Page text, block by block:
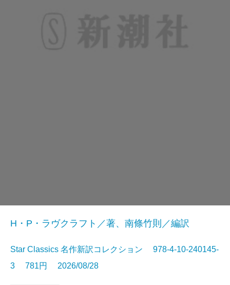
H・P・ラヴクラフト／著、南條竹則／編訳
Star Classics 名作新訳コレクション 978-4-10-240145-
3 781円 2026/08/28